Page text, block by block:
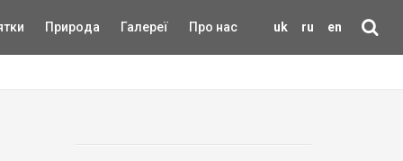
uk ru en
Природа Галереї Про нас